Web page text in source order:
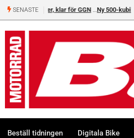
SENASTE Ny 500-kubiks retro från Honda
Beställ tidningen Digitala Bike